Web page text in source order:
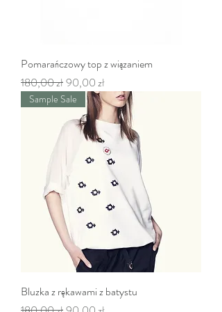
Pomarańczowy top z wiązaniem
Regularna cena
180,00 złCena rabatowa
90,00 zł
Sample Sale
Bluzka z rękawami z batystu